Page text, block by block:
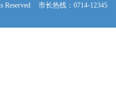
Reserved 市长热线：0714-12345